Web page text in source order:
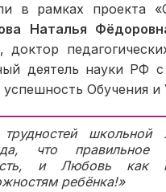
в рамках проекта
Наталья
доктор
деятель науки РФ
Обучения и
что правильное
и Любовь как
ребёнка!»